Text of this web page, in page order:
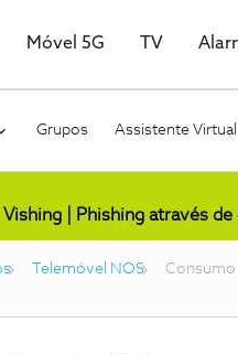
Móvel 5G TV
Grupos Assistente Virtual
Vishing | Phishing através
Telemóvel NOS Consumo